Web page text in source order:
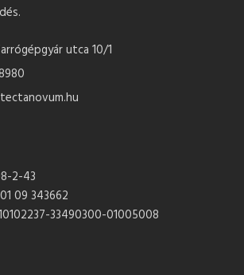
utca 10/1
2-43
01 09 343662
33490300-01005008